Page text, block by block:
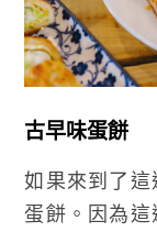
古早味蛋餅
如果來到了
蛋餅。因為